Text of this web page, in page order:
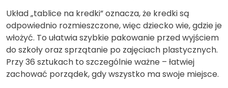
Układ „tablice na kredki” oznacza, że kredki są
odpowiednio rozmieszczone, więc dziecko wie, gdzie je
włożyć. To ułatwia szybkie pakowanie przed wyjściem
do szkoły oraz sprzątanie po zajęciach plastycznych.
Przy 36 sztukach to szczególnie ważne – łatwiej
zachować porządek, gdy wszystko ma swoje miejsce.